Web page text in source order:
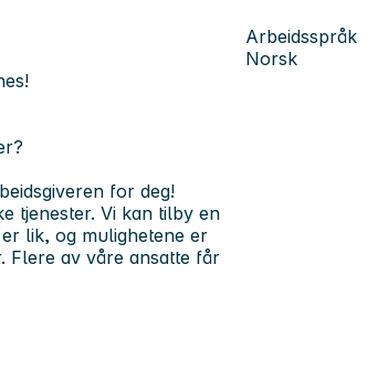
Arbeidsspråk
Norsk
for deg!
tjenester. Vi kan tilby en
lik, og mulighetene er
Flere av våre ansatte får